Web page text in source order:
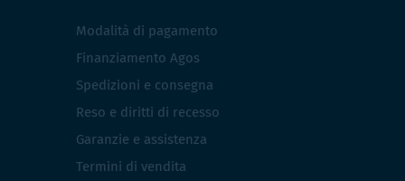
Modalità di pagamento
Finanziamento Agos
Spedizioni e consegna
Reso e diritti di recesso
Garanzie e assistenza
Termini di vendita